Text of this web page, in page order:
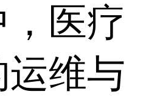
医疗
维与